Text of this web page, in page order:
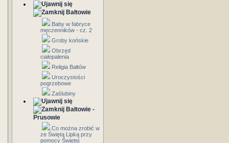
Bałtowie
Baby w fabryce
męczenników - cz. 2
Groby końskie
Obrzęd
ciałopalenia
Religia Bałtów
Uroczystości
pogrzebowe
Zaślubiny
Bałtowie -
Prusowie
Co można zrobić w
ze Świętą Lipką przy
pomocy Świętej